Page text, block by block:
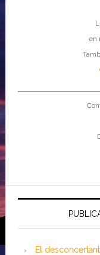
en
El